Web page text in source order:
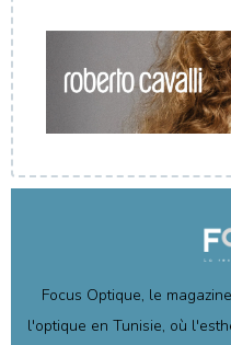
Focus Optique, le
l'optique en Tunisie, où